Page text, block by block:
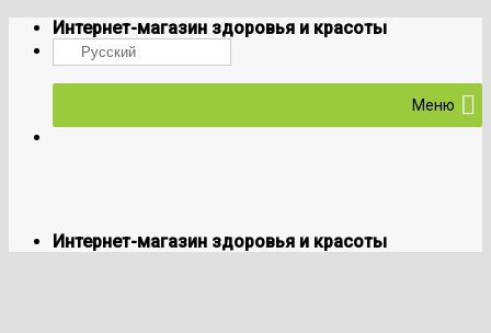
Skip
content
Интернет-магазин здоровья и красоты
Русский
Меню
Интернет-магазин здоровья и красоты